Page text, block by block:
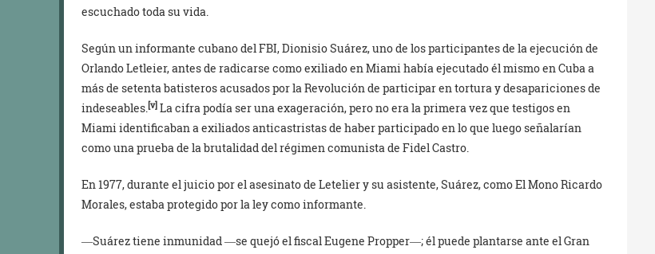
escuchado toda su vida.
Según un informante cubano del FBI, Dionisio Suárez, uno de los participantes de la ejecución de
Orlando Letleier, antes de radicarse como exiliado en Miami había ejecutado él mismo en Cuba a
más de setenta batisteros acusados por la Revolución de participar en tortura y desapariciones de
indeseables.[v] La cifra podía ser una exageración, pero no era la primera vez que testigos en
Miami identificaban a exiliados anticastristas de haber participado en lo que luego señalarían
como una prueba de la brutalidad del régimen comunista de Fidel Castro.
En 1977, durante el juicio por el asesinato de Letelier y su asistente, Suárez, como El Mono Ricardo
Morales, estaba protegido por la ley como informante.
―Suárez tiene inmunidad ―se quejó el fiscal Eugene Propper―; él puede plantarse ante el Gran